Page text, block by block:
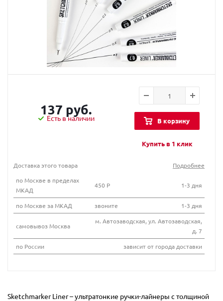
137 руб.
Есть в наличии В корзину
Купить в 1 клик
Доставка этого товара
Подробнее
по Москве в пределах
МКАД
450 Р 1-3 дня
по Москве за МКАД звоните 1-3 дня
самовывоз Москва
м. Автозаводская, ул. Автозаводская,
д. 7
по России
зависит от города доставки
Sketchmarker Liner – ультратонкие ручки-лайнеры с толщиной